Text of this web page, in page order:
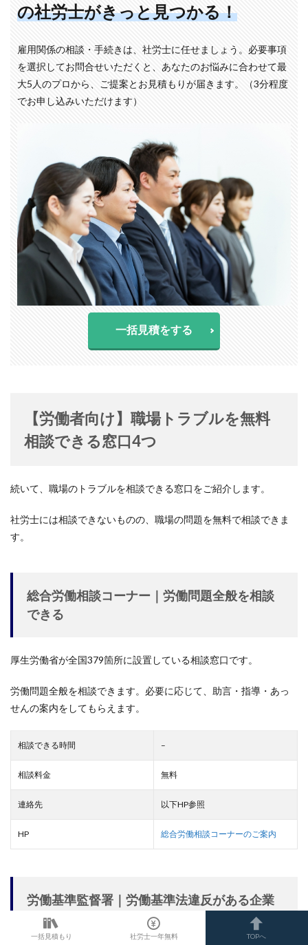
の社労士がきっと見つかる！
雇用関係の相談・手続きは、社労士に任せましょう。必要事項
を選択してお問合せいただくと、あなたのお悩みに合わせて最
大5人のプロから、ご提案とお見積もりが届きます。（3分程度
でお申し込みいただけます）
一括見積をする
【労働者向け】職場トラブルを無料
相談できる窓口4つ
続いて、職場のトラブルを相談できる窓口をご紹介します。
社労士には相談できないものの、職場の問題を無料で相談できま
す。
総合労働相談コーナー｜労働問題全般を相談
できる
厚生労働省が全国379箇所に設置している相談窓口です。
労働問題全般を相談できます。必要に応じて、助言・指導・あっ
せんの案内をしてもらえます。
相談できる時間 –
相談料金 無料
連絡先 以下HP参照
HP 総合労働相談コーナーのご案内
労働基準監督署｜労働基準法違反がある企業
に対して指導を行う
一括見積もり 社労士一年無料 TOPへ